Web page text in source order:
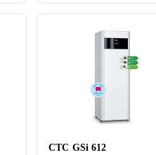
CTC GSi 612